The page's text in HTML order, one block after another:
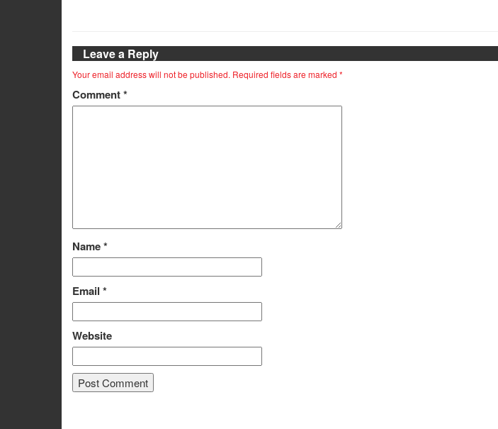
Leave a Reply
Your email address will not be published. Required fields are marked *
Comment*
Name*
Email *
Website